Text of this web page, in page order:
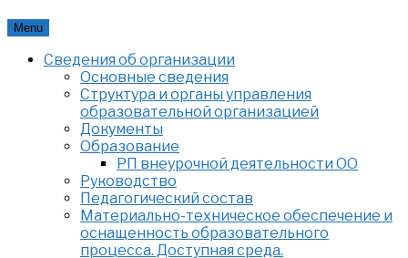
Skip
content
Menu
Сведения об организации
Основные сведения
Структура и органы управления
образовательной организацией
Документы
Образование
РП внеурочной деятельности ОО
Руководство
Педагогический состав
Материально-техническое обеспечение и
оснащенность образовательного
процесса. Доступная среда.